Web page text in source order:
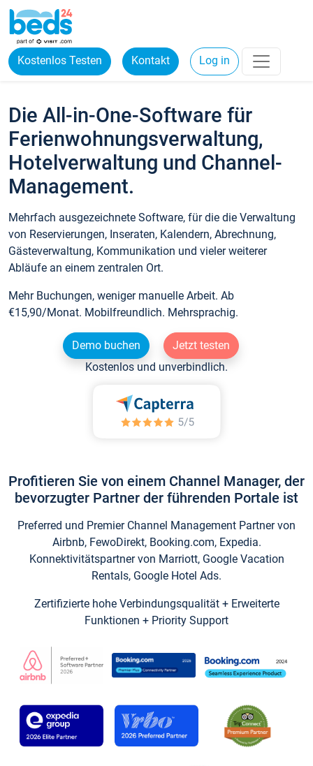
Kostenlos Testen Kontakt Log in
Die All-in-One-Software für
Ferienwohnungsverwaltung,
Hotelverwaltung und Channel-
Management.
Mehrfach ausgezeichnete Software, für die die Verwaltung
von Reservierungen, Inseraten, Kalendern, Abrechnung,
Gästeverwaltung, Kommunikation und vieler weiterer
Abläufe an einem zentralen Ort.
Mehr Buchungen, weniger manuelle Arbeit. Ab
€15,90/Monat. Mobilfreundlich. Mehrsprachig.
Demo buchen
Jetzt testen
Kostenlos und unverbindlich.
Profitieren Sie von einem Channel Manager, der
bevorzugter Partner der führenden Portale ist
Preferred und Premier Channel Management Partner von
Airbnb, FewoDirekt, Booking.com, Expedia.
Konnektivitätspartner von Marriott, Google Vacation
Rentals, Google Hotel Ads.
Zertifizierte hohe Verbindungsqualität + Erweiterte
Funktionen + Priority Support